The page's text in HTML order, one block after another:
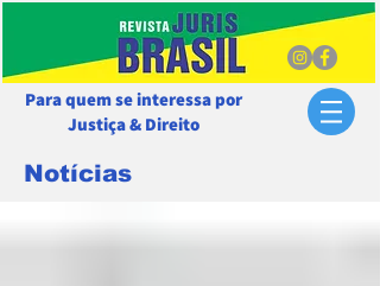
Para quem se interessa por
Justiça & Direito
Notícias